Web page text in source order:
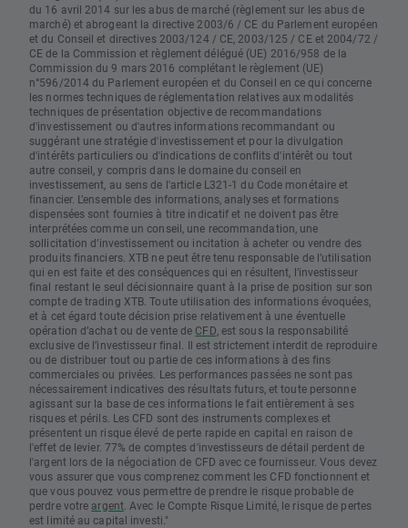
du 16 avril 2014 sur les abus de marché (règlement sur les abus de
marché) et abrogeant la directive 2003/6 / CE du Parlement européen
et du Conseil et directives 2003/124 / CE, 2003/125 / CE et 2004/72 /
CE de la Commission et règlement délégué (UE) 2016/958 de la
Commission du 9 mars 2016 complétant le règlement (UE)
n°596/2014 du Parlement européen et du Conseil en ce qui concerne
les normes techniques de réglementation relatives aux modalités
techniques de présentation objective de recommandations
d'investissement ou d'autres informations recommandant ou
suggérant une stratégie d'investissement et pour la divulgation
d'intérêts particuliers ou d'indications de conflits d'intérêt ou tout
autre conseil, y compris dans le domaine du conseil en
investissement, au sens de l'article L321-1 du Code monétaire et
financier. L’ensemble des informations, analyses et formations
dispensées sont fournies à titre indicatif et ne doivent pas être
interprétées comme un conseil, une recommandation, une
sollicitation d’investissement ou incitation à acheter ou vendre des
produits financiers. XTB ne peut être tenu responsable de l’utilisation
qui en est faite et des conséquences qui en résultent, l’investisseur
final restant le seul décisionnaire quant à la prise de position sur son
compte de trading XTB. Toute utilisation des informations évoquées,
et à cet égard toute décision prise relativement à une éventuelle
opération d’achat ou de vente de CFD , est sous la responsabilité
exclusive de l’investisseur final. Il est strictement interdit de reproduire
ou de distribuer tout ou partie de ces informations à des fins
commerciales ou privées. Les performances passées ne sont pas
nécessairement indicatives des résultats futurs, et toute personne
agissant sur la base de ces informations le fait entièrement à ses
risques et périls. Les CFD sont des instruments complexes et
présentent un risque élevé de perte rapide en capital en raison de
l'effet de levier. 77% de comptes d'investisseurs de détail perdent de
l'argent lors de la négociation de CFD avec ce fournisseur. Vous devez
vous assurer que vous comprenez comment les CFD fonctionnent et
que vous pouvez vous permettre de prendre le risque probable de
perdre votre argent. Avec le Compte Risque Limité, le risque de pertes
est limité au capital investi."